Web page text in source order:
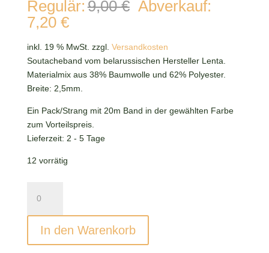
Regulär: 9,00€ Ursprünglicher
9,00 €
Abverkauf:
7,20 €Aktueller
ist:
7,20 €.
inkl. 19 % MwSt. zzgl. Versandkosten
Soutacheband vom belarussischen Hersteller Lenta.
Materialmix aus 38% Baumwolle und 62% Polyester.
Breite: 2,5mm.
Ein Pack/Strang mit 20m Band in der gewählten Farbe
zum Vorteilspreis.
Lieferzeit: 2 - 5 Tage
12 vorrätig
Band
Lenta
Heather
(20m
In den Warenkorb